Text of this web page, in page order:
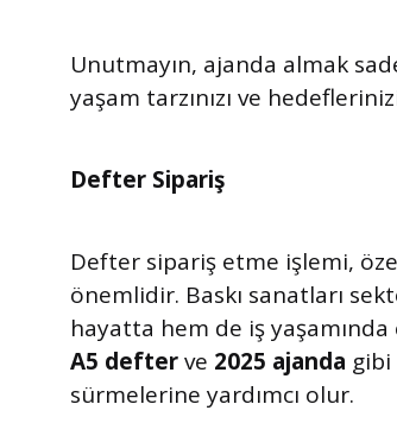
Unutmayın, ajanda almak
yaşam tarzınızı ve
Defter Sipariş
Defter sipariş etme işlemi,
önemlidir. Baskı sanatları
hayatta hem de iş
A5 defterve 2025 ajanda gibi
sürmelerine yardımcı olur.